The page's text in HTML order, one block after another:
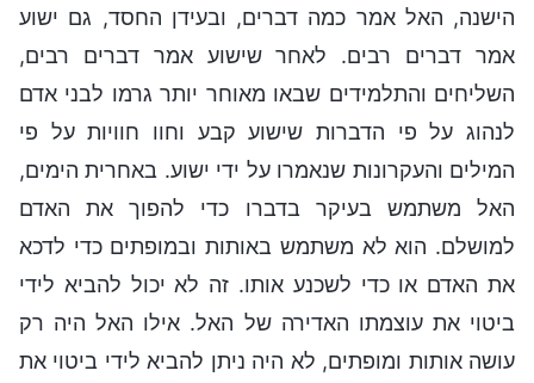
הישנה, האל אמר כמה דברים, ובעידן החסד, גם ישוע
אמר דברים רבים. לאחר שישוע אמר דברים רבים,
השליחים והתלמידים שבאו מאוחר יותר גרמו לבני אדם
לנהוג על פי הדברות שישוע קבע וחוו חוויות על פי
המילים והעקרונות שנאמרו על ידי ישוע. באחרית הימים,
האל משתמש בעיקר בדברו כדי להפוך את האדם
למושלם. הוא לא משתמש באותות ובמופתים כדי לדכא
את האדם או כדי לשכנע אותו. זה לא יכול להביא לידי
ביטוי את עוצמתו האדירה של האל. אילו האל היה רק
עושה אותות ומופתים, לא היה ניתן להביא לידי ביטוי את